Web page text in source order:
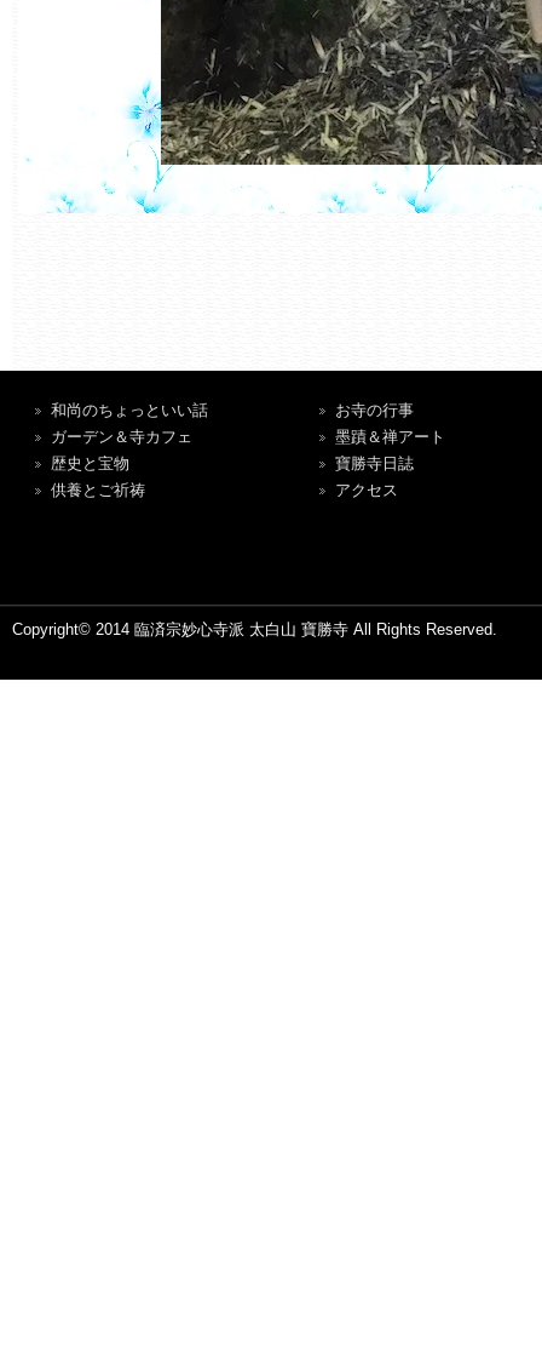
和尚のちょっといい話
ガーデン＆寺カフェ
歴史と宝物
供養とご祈祷
お寺の行事
墨蹟＆禅アート
寶勝寺日誌
アクセス
Copyright© 2014 臨済宗妙心寺派 太白山 寶勝寺 All Rights Reserved.